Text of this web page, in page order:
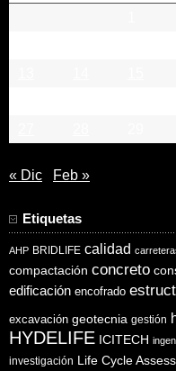
« Dic Feb »
Etiquetas
AHP BRIDLIFE calidad
compactación concreto
edificación encofrado
excavación geotecnia gestión
HYDELIFE ICITECH
investigación Life Cycle